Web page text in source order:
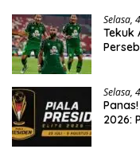
Selasa,
Tekuk
Selasa,
2026: